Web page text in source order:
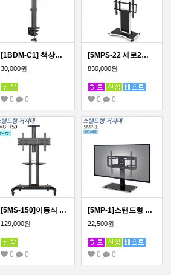
[1BDM-C1] 책상형/데스크암형 모니터 거치대 17~27인치
30,000원
0 0
[5MPS-22 세로2단] 세로2단 듀얼형 이동형 스탠드형 모니터 거치대 42~65인치
830,000원
0 0
[5MS-150]이동식 스탠드 모니터 거치대 /국내제작! 티비존 신제품!
129,000원
0 0
[5MP-1]스탠드형 모니터 거치대 32~40인치 모든 TV 모니터 호환
22,500원
0 0